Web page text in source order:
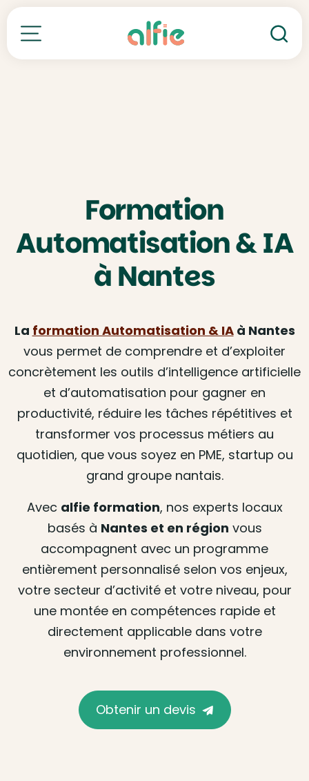
Toutes nos formations
Formation
Automatisation & IA
à Nantes
La formation Automatisation & IAà Nantes
vous permet de comprendre et d’exploiter
concrètement les outils d’intelligence artificielle
et d’automatisation pour gagner en
productivité, réduire les tâches répétitives et
transformer vos processus métiers au
quotidien, que vous soyez en PME, startup ou
grand groupe nantais.
Avec alfie formation, nos experts locaux
basés à Nantes et en région vous
accompagnent avec un programme
entièrement personnalisé selon vos enjeux,
votre secteur d’activité et votre niveau, pour
une montée en compétences rapide et
directement applicable dans votre
environnement professionnel.
Obtenir un devis